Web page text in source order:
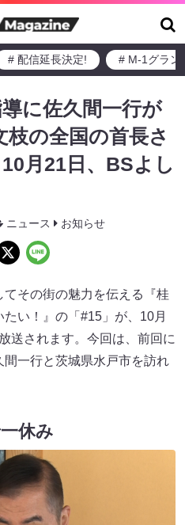
# 配信延長決定! # M-1グラン
に佐久間一行が
の全国の首長さ
月21日、BSよし
ニュース お知らせ
その街の魅力を伝える『桂
い！』の「#15」が、10月
送されます。今回は、前回に
一行と茨城県水戸市を訪れ
休み